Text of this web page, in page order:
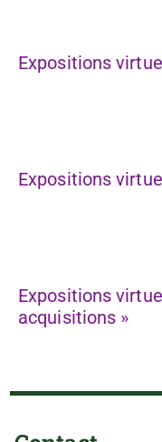
Expositions
Expositions
Expositions
acquisitions »